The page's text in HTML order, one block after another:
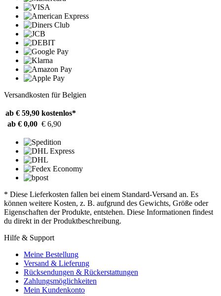
Versandkosten für Belgien
ab € 59,90 kostenlos*
ab € 0,00 € 6,90
* Diese Lieferkosten fallen bei einem Standard-Versand an. Es
können weitere Kosten, z. B. aufgrund des Gewichts, Größe oder
Eigenschaften der Produkte, entstehen. Diese Informationen findest
du direkt in der Produktbeschreibung.
Hilfe & Support
Meine Bestellung
Versand & Lieferung
Rücksendungen & Rückerstattungen
Zahlungsmöglichkeiten
Mein Kundenkonto